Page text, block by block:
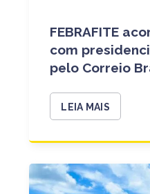
FEBRAFITE
com
pelo Correio
LEIA MAIS